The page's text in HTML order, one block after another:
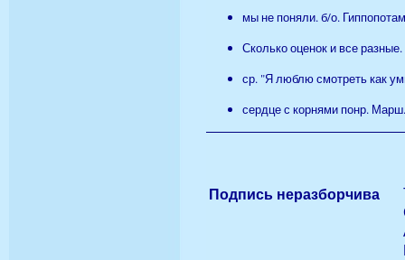
мы не поняли. б/о.
Сколько оценок и все
ср. "Я люблю смотреть как
сердце с корнями понр. Марш.
Подпись неразборчива